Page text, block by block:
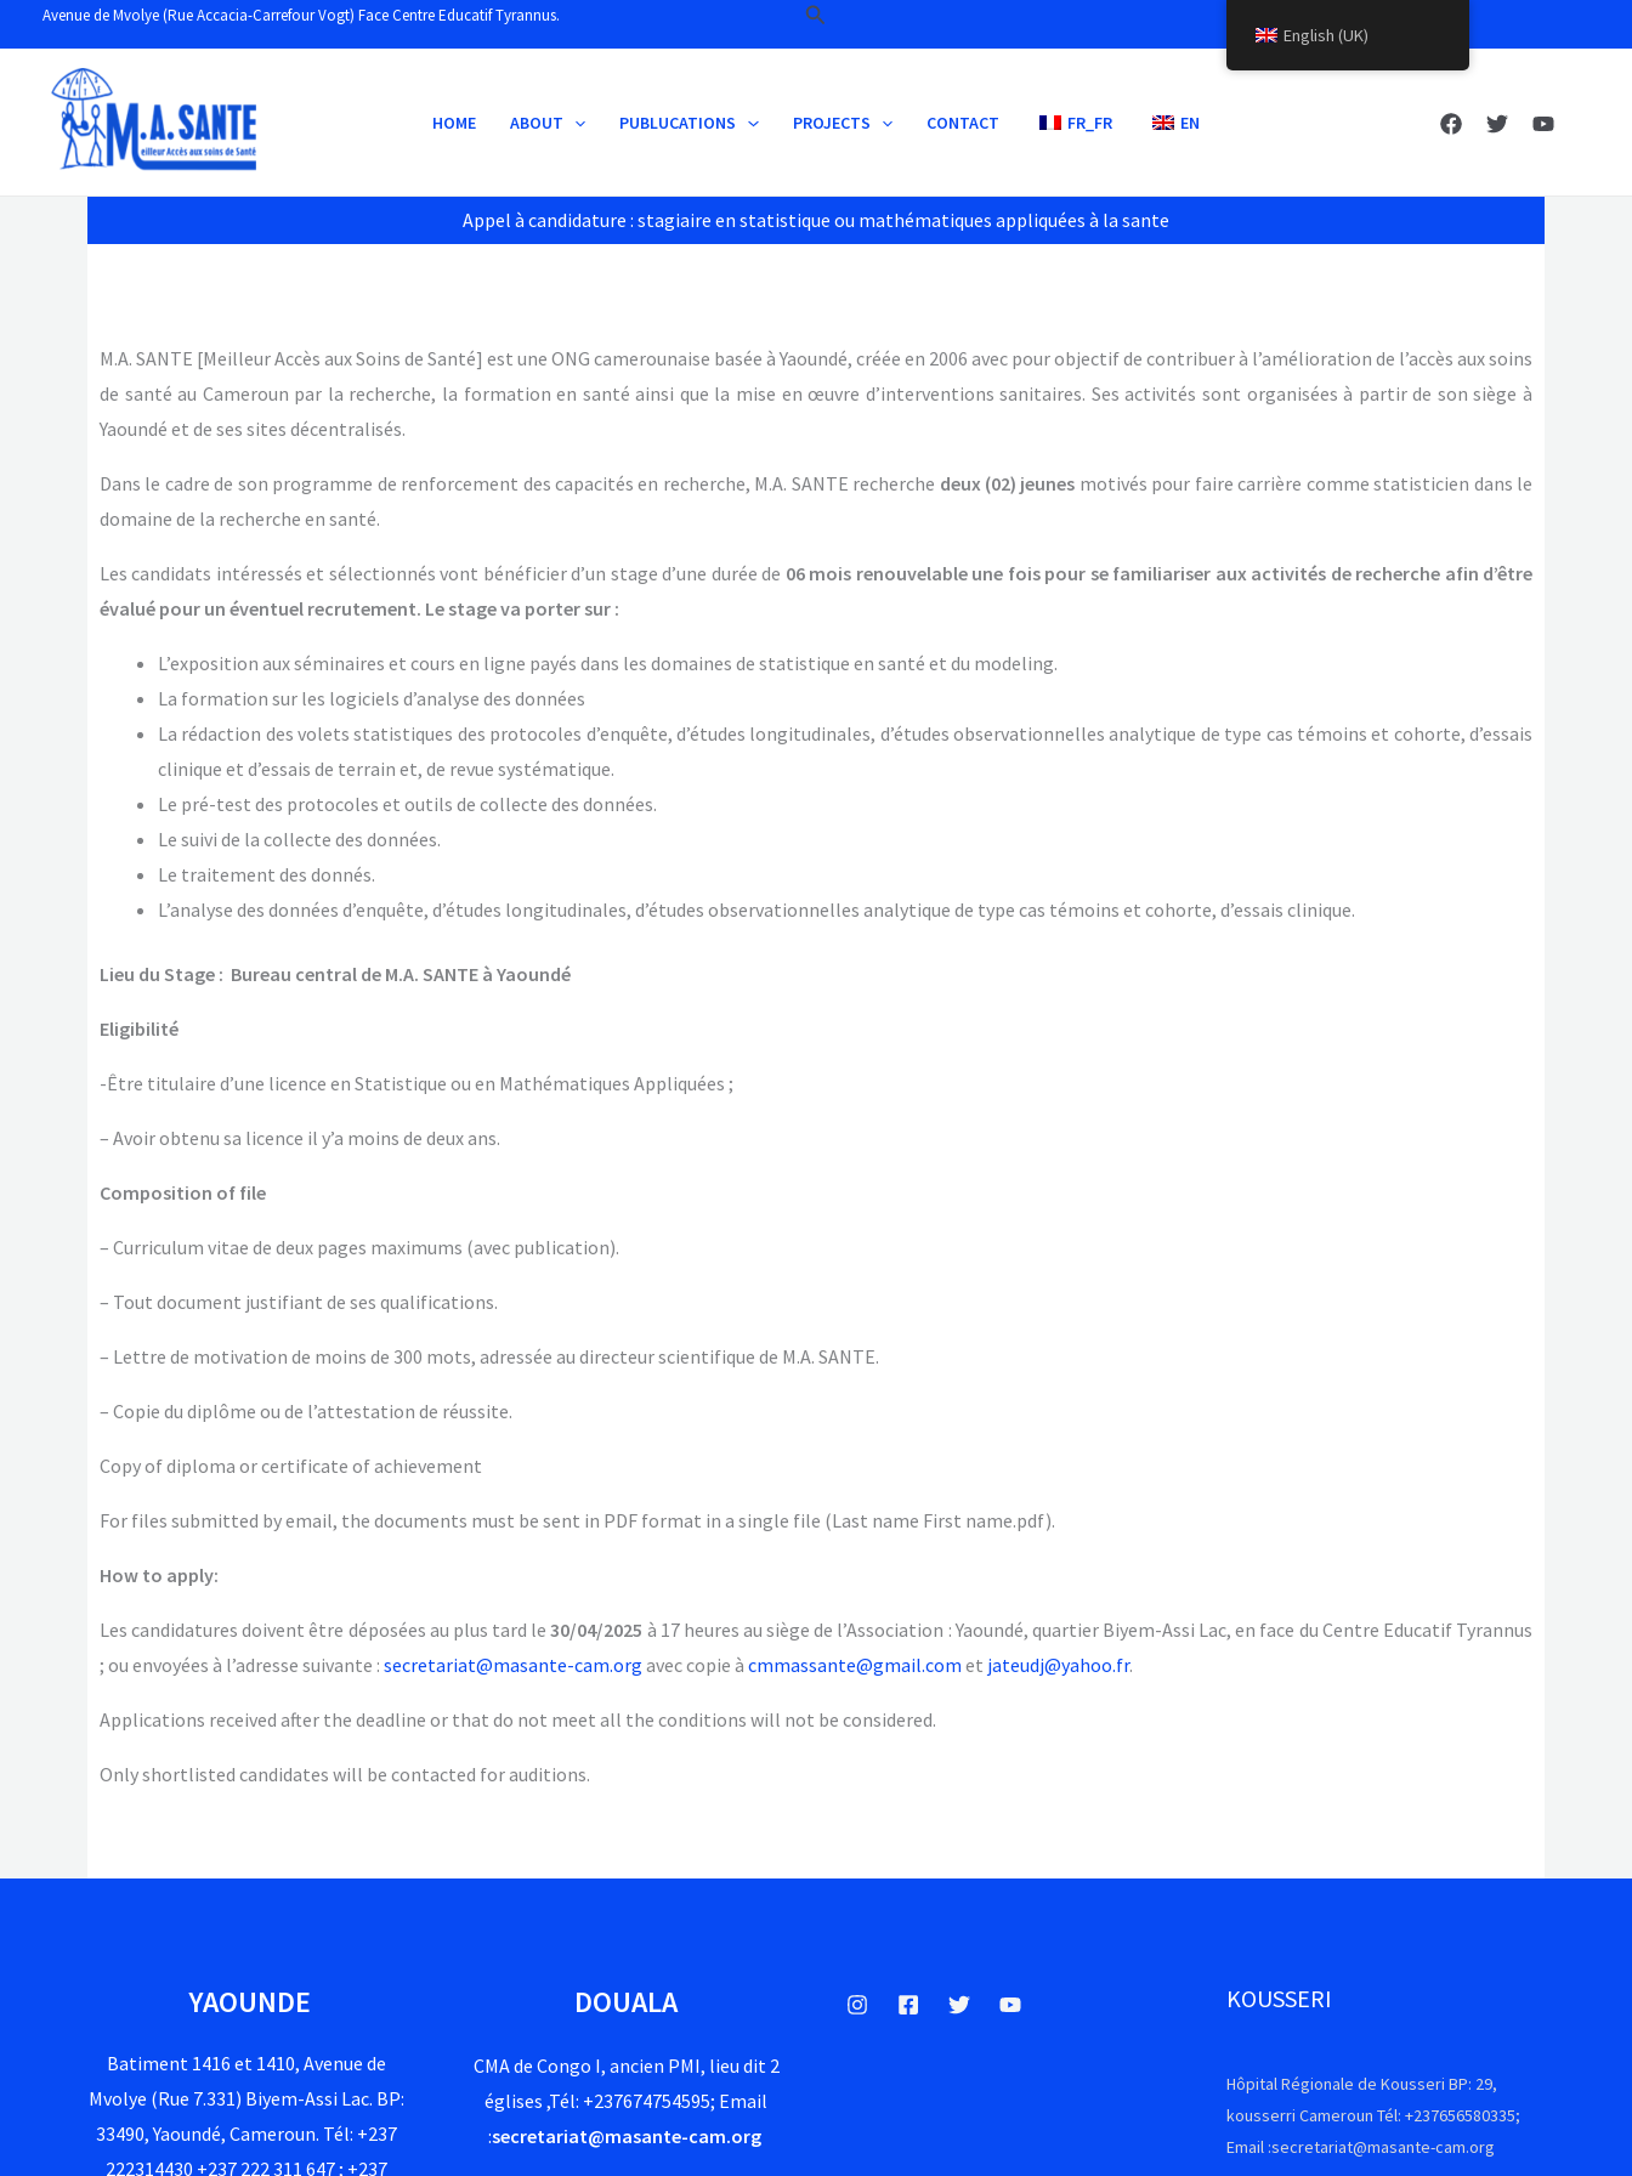
to
content
Avenue de Mvolye (Rue Accacia-Carrefour Vogt) Face Centre Educatif Tyrannus. Search
HOME ABOUT PUBLUCATIONS PROJECTS CONTACT FR_FR EN
Appel à candidature : stagiaire en statistique ou mathématiques appliquées à la sante
M.A. SANTE [Meilleur Accès aux Soins de Santé] est une ONG camerounaise basée à Yaoundé, créée en 2006 avec pour objectif de contribuer à l’amélioration de l’accès aux soins
de santé au Cameroun par la recherche, la formation en santé ainsi que la mise en œuvre d’interventions sanitaires. Ses activités sont organisées à partir de son siège à
Yaoundé et de ses sites décentralisés.
Dans le cadre de son programme de renforcement des capacités en recherche, M.A. SANTE recherche deux (02) jeunes motivés pour faire carrière comme statisticien dans le
domaine de la recherche en santé.
Les candidats intéressés et sélectionnés vont bénéficier d’un stage d’une durée de 06 mois renouvelable une fois pour se familiariser aux activités de recherche afin d’être
évalué pour un éventuel recrutement. Le stage va porter sur :
L’exposition aux séminaires et cours en ligne payés dans les domaines de statistique en santé et du modeling.
La formation sur les logiciels d’analyse des données
La rédaction des volets statistiques des protocoles d’enquête, d’études longitudinales, d’études observationnelles analytique de type cas témoins et cohorte, d’essais
clinique et d’essais de terrain et, de revue systématique.
Le pré-test des protocoles et outils de collecte des données.
Le suivi de la collecte des données.
Le traitement des donnés.
L’analyse des données d’enquête, d’études longitudinales, d’études observationnelles analytique de type cas témoins et cohorte, d’essais clinique.
Lieu du Stage : Bureau central de M.A. SANTE à Yaoundé
Eligibilité
-Être titulaire d’une licence en Statistique ou en Mathématiques Appliquées ;
– Avoir obtenu sa licence il y’a moins de deux ans.
Composition of file
– Curriculum vitae de deux pages maximums (avec publication).
– Tout document justifiant de ses qualifications.
– Lettre de motivation de moins de 300 mots, adressée au directeur scientifique de M.A. SANTE.
– Copie du diplôme ou de l’attestation de réussite.
Copy of diploma or certificate of achievement
For files submitted by email, the documents must be sent in PDF format in a single file (Last name First name.pdf).
How to apply:
Les candidatures doivent être déposées au plus tard le30/04/2025 à 17 heures au siège de l’Association : Yaoundé, quartier Biyem-Assi Lac, en face du Centre Educatif Tyrannus
; ou envoyées à l’adresse suivante : secretariat@masante-cam.org avec copie à cmmassante@gmail.com et jateudj@yahoo.fr.
Applications received after the deadline or that do not meet all the conditions will not be considered.
Only shortlisted candidates will be contacted for auditions.
YAOUNDE
Batiment 1416 et 1410, Avenue de
Mvolye (Rue 7.331) Biyem-Assi Lac. BP:
33490, Yaoundé, Cameroun. Tél: +237
222314430 +237 222 311 647 ; +237
DOUALA
CMA de Congo I, ancien PMI, lieu dit 2
églises ,Tél: +237674754595; Email
:secretariat@masante-cam.org
KOUSSERI
Hôpital Régionale de Kousseri BP: 29,
kousserri Cameroun Tél: +237656580335;
Email :secretariat@masante-cam.org
English (UK)